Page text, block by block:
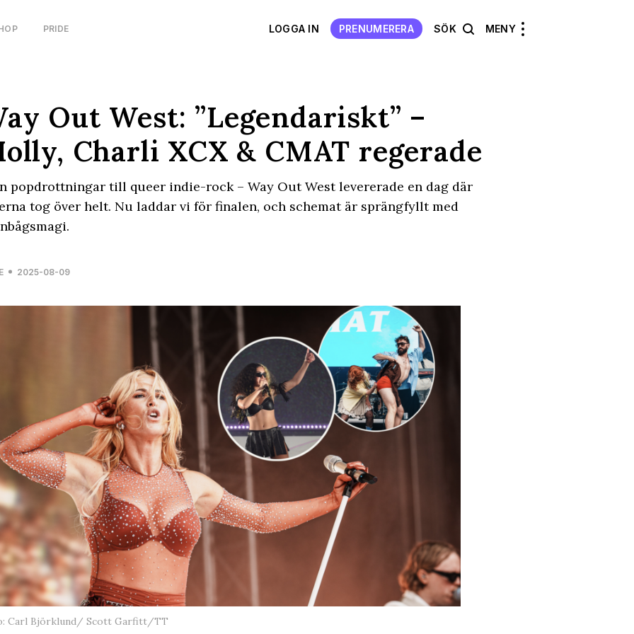
PRIDE LOGGA IN PRENUMERERA SÖK MENY
Out West: ”Legendariskt” –
Charli XCX & CMAT regerade
popdrottningar till queer indie-rock – Way Out West levererade en dag där
tog över helt. Nu laddar vi för finalen, och schemat är sprängfyllt med
2025-08-09
Carl Björklund/ Scott Garfitt/TT